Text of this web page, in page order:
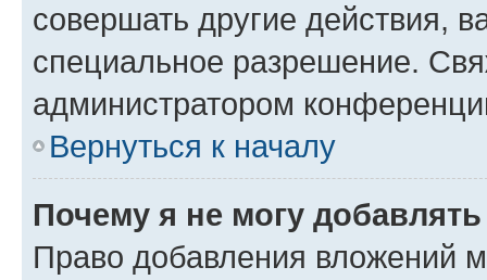
совершать другие действия,
специальное разрешение.
администратором
Вернуться к началу
Почему я не могу
Право добавления вложений